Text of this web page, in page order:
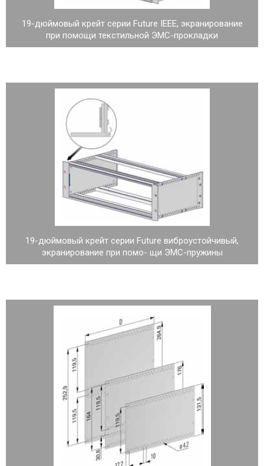
19-дюймовый крейт серии Future IEEE, экранирование
при помощи текстильной ЭМС-прокладки
19-дюймовый крейт серии Future виброустойчивый,
экранирование при помо- щи ЭМС-пружины